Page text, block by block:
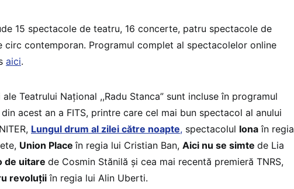
15 spectacole de teatru, 16 concerte, patru spectacole de
circ contemporan. Programul complet al spectacolelor online
aici.
Teatrului Naţional ,,Radu Stanca” sunt incluse în programul
acest an a FITS, printre care cel mai bun spectacol al anului
Lungul drum al zilei către noapte, spectacolul Iona în regia
Union Placeîn regia lui Cristian Ban, Aici nu se simte de Lia
de uitare de Cosmin Stănilă şi cea mai recentă premieră TNRS,
revoluţiiîn regia lui Alin Uberti.